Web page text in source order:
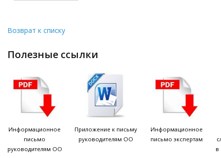
Возврат к списку
полезные ссылки
Информационное
письмо
руководителям ОО
Приложение к письму
руководителям ОО
Информационное
письмо экспертам
в